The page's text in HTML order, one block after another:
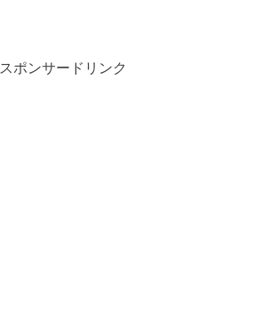
スポンサードリンク